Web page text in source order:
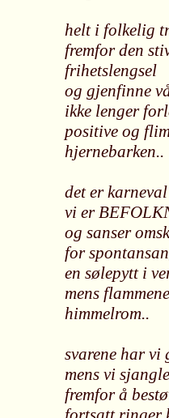
helt i folkelig
fremfor den
frihetslengsel
og gjenfinne
ikke lenger
positive og
hjernebarken..
det er
vi er
og sanser
for
en sølepytt i
mens
himmelrom..
svarene har vi
mens vi
fremfor å